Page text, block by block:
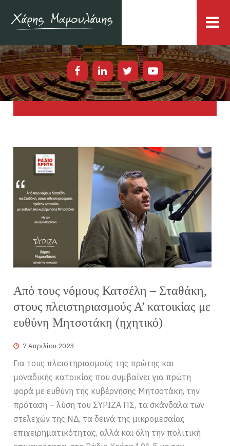
Από τους νόμους Κατσέλη – Σταθάκη,
στους πλειστηριασμούς Α’ κατοικίας με
ευθύνη Μητσοτάκη (ηχητικό)
7 Απριλίου 2023
Για τους πλειστηριασμούς της πρώτης και
μοναδικής κατοικίας που συμβαίνει για πρώτη
φορά με ευθύνη της κυβέρνησης Μητσοτάκη, την
πρόταση – λύση του ΣΥΡΙΖΑ ΠΣ, τα σκάνδαλα των
στελεχών της ΝΔ, τα δεινά της μικρομεσαίας
επιχειρηματικότητας, αλλά και όλη την πολιτική